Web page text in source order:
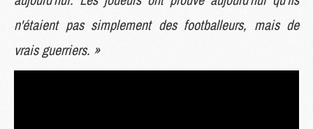
n'étaient pas simplement des footballeurs, mais de
vrais guerriers. »